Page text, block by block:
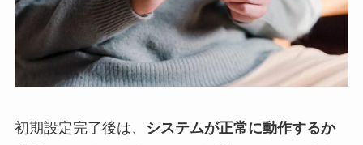
初期設定完了後は、
システムが正常に動作するか